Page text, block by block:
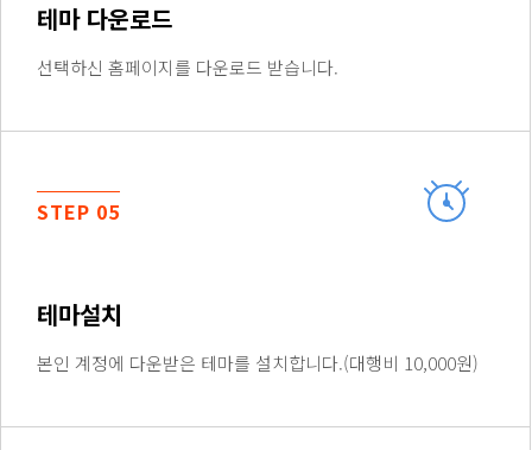
테마 다운로드
선택하신 홈페이지를 다운로드 받습니다.
STEP 05
테마설치
본인 계정에 다운받은 테마를 설치합니다.(대행비 10,000원)